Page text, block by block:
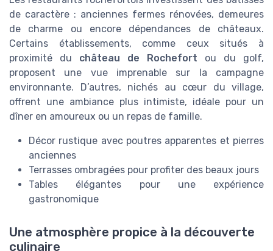
de caractère : anciennes fermes rénovées, demeures
de charme ou encore dépendances de châteaux.
Certains établissements, comme ceux situés à
proximité du château de Rochefort ou du golf,
proposent une vue imprenable sur la campagne
environnante. D’autres, nichés au cœur du village,
offrent une ambiance plus intimiste, idéale pour un
dîner en amoureux ou un repas de famille.
Décor rustique avec poutres apparentes et pierres
anciennes
Terrasses ombragées pour profiter des beaux jours
Tables élégantes pour une expérience
gastronomique
Une atmosphère propice à la découverte
culinaire